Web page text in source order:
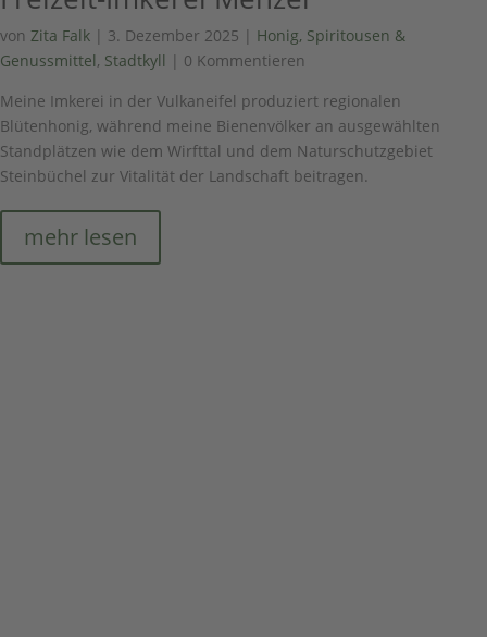
von Zita Falk | 3. Dezember 2025 | Honig, Spiritousen &
Genussmittel, Stadtkyll | 0 Kommentieren
Meine Imkerei in der Vulkaneifel produziert regionalen
Blütenhonig, während meine Bienenvölker an ausgewählten
Standplätzen wie dem Wirfttal und dem Naturschutzgebiet
Steinbüchel zur Vitalität der Landschaft beitragen.
mehr lesen